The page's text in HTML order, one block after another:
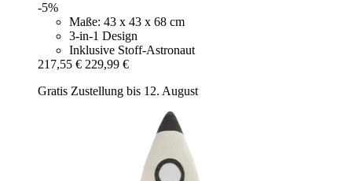
-5%
Maße: 43 x 43 x 68 cm
3-in-1 Design
Inklusive Stoff-Astronaut
217,55 € 229,99 €
Gratis Zustellung bis 12. August